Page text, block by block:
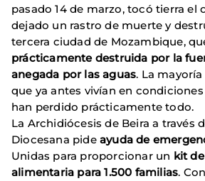
pasado 14 de marzo, tocó tierra el
dejado un rastro de muerte y
tercera ciudad de Mozambique,
prácticamente destruida por la
anegada por las aguas. La
que ya antes vivían en
han perdido prácticamente todo.
La Archidiócesis de Beira a través
Diocesana pide ayuda de
Unidas para proporcionar un kit
alimentaria para 1.500 familias.